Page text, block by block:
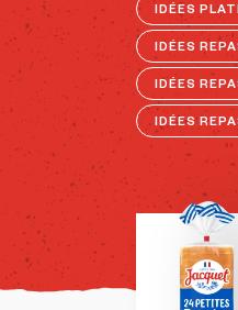
IDÉES
IDÉES
IDÉES
IDÉES